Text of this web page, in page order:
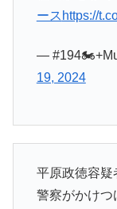
ース https://
—
19, 2024
平原政徳容疑
警察がかけつ